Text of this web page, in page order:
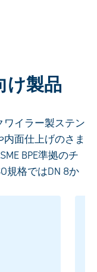
け製品
イラー製ステン
面仕上げのさま
BPE準拠のチ
規格ではDN 8か